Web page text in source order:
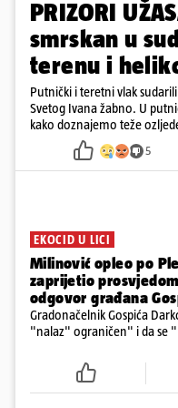
PRIZORI
smrskan u
terenu i
Putnički i teretni vlak
Svetog Ivana žabno. U
kako doznajemo teže
vlaka. Zatvoren je promet, a fotoreporteri Prigorskog objavili su
prve snimke s mjesta sudara
5
EKOCID U LICI
Milinović opleo po
zaprijetio
odgovor građana
Gradonačelnik Gospića
"nalaz" ograničen" i da se
ga je naručio Uskok i da je